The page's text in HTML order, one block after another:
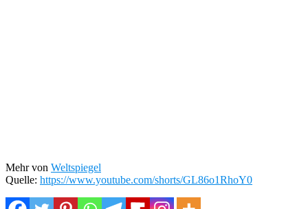
Mehr von Weltspiegel
Quelle: https://www.youtube.com/shorts/GL86o1RhoY0